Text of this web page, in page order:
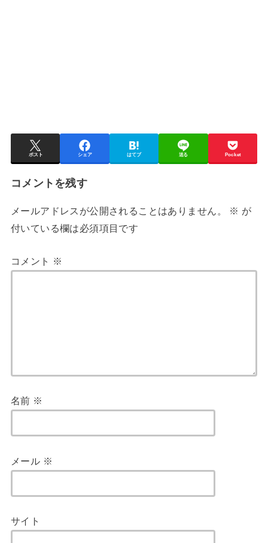
ポスト シェア はてブ 送る Pocket
コメントを残す
メールアドレスが公開されることはありません。 ※ が
付いている欄は必須項目です
コメント ※
名前 ※
メール ※
サイト